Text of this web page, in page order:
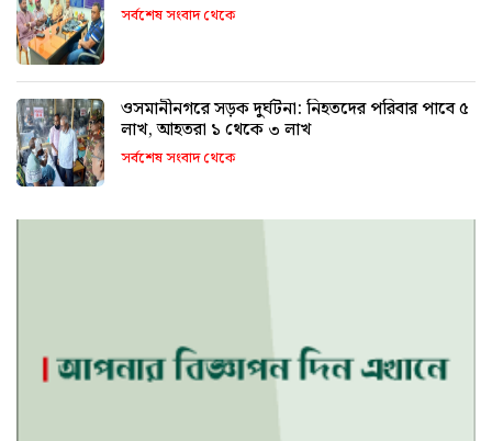
সর্বশেষ সংবাদ থেকে
ওসমানীনগরে সড়ক দুর্ঘটনা: নিহতদের পরিবার পাবে ৫
লাখ, আহতরা ১ থেকে ৩ লাখ
সর্বশেষ সংবাদ থেকে